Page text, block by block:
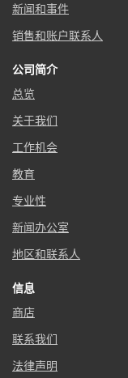
新闻和事件
销售和账户联系人
公司简介
总览
关于我们
工作机会
教育
专业性
新闻办公室
地区和联系人
信息
商店
联系我们
法律声明